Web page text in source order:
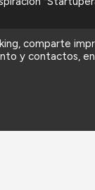
comparte
y contactos, en